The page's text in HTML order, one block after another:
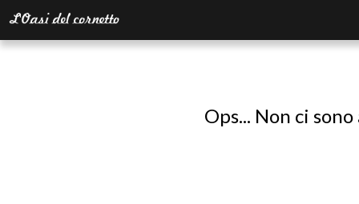
Ops... Non ci